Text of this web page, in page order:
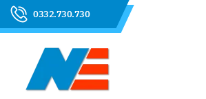
0332.730.730